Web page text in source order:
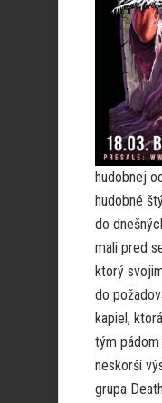
hudobnej
hudobné
do
mali pred
ktorý
do
kapiel,
tým pádom
neskorší
grupa